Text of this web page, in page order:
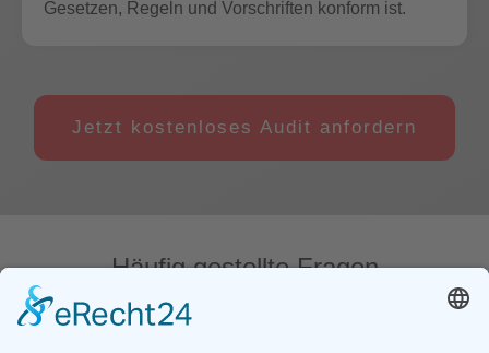
Gesetzen, Regeln und Vorschriften konform ist.
Jetzt kostenloses Audit anfordern
Häufig gestellte Fragen
Wie lange dauert es, bis ich mein Audit erhalte?